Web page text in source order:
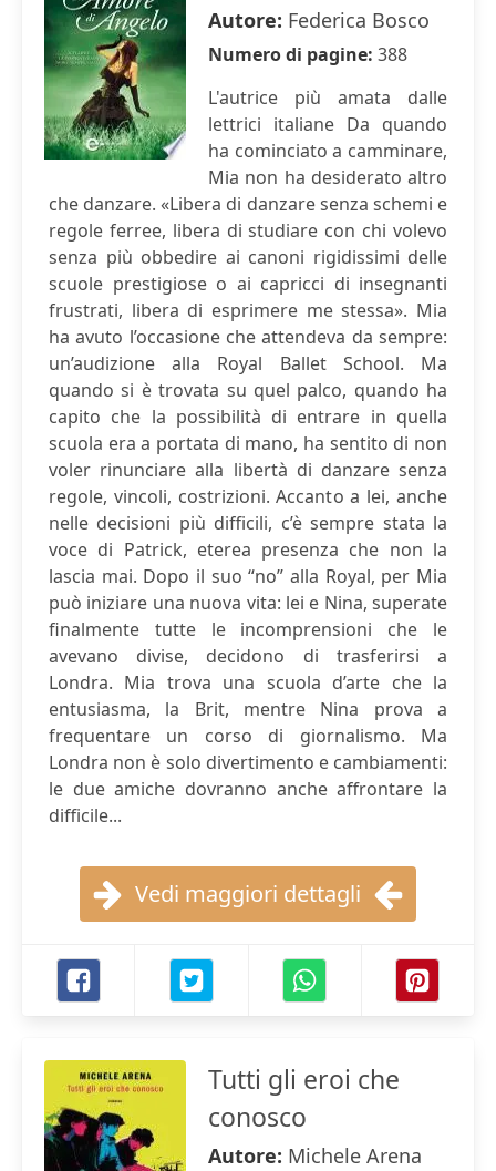
Autore: Federica Bosco
Numero di pagine: 388
L'autrice più amata dalle
lettrici italiane Da quando
ha cominciato a camminare,
Mia non ha desiderato altro
che danzare. «Libera di danzare senza schemi e
regole ferree, libera di studiare con chi volevo
senza più obbedire ai canoni rigidissimi delle
scuole prestigiose o ai capricci di insegnanti
frustrati, libera di esprimere me stessa». Mia
ha avuto l’occasione che attendeva da sempre:
un’audizione alla Royal Ballet School. Ma
quando si è trovata su quel palco, quando ha
capito che la possibilità di entrare in quella
scuola era a portata di mano, ha sentito di non
voler rinunciare alla libertà di danzare senza
regole, vincoli, costrizioni. Accanto a lei, anche
nelle decisioni più difficili, c’è sempre stata la
voce di Patrick, eterea presenza che non la
lascia mai. Dopo il suo “no” alla Royal, per Mia
può iniziare una nuova vita: lei e Nina, superate
finalmente tutte le incomprensioni che le
avevano divise, decidono di trasferirsi a
Londra. Mia trova una scuola d’arte che la
entusiasma, la Brit, mentre Nina prova a
frequentare un corso di giornalismo. Ma
Londra non è solo divertimento e cambiamenti:
le due amiche dovranno anche affrontare la
difficile...
Vedi maggiori dettagli
Tutti gli eroi che
conosco
Autore: Michele Arena